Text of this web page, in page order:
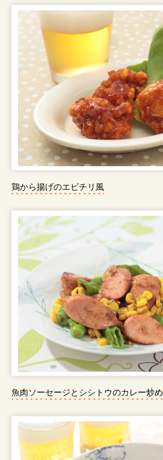
鶏から揚げのエビチリ風
魚肉ソーセージとシシトウのカレー炒め